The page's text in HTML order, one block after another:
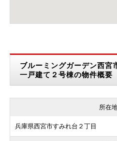
ブルーミングガーデン西宮
一戸建て２号棟の物件概要
所在
兵庫県西宮市すみれ台２丁目